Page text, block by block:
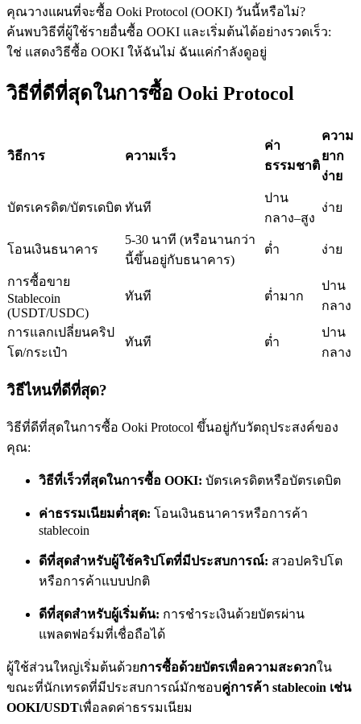
ฟิวเจอร์สที่ใช้ USDC เป็นหลักประกัน
เข้าร่วมกับเทรดเดอร์ชั้นนำ
เป็นเทรดเดอร์คัดลอก
ลอกการซื้อขาย
ข้อมูล
การวิเคราะห์ข้อมูลขนาดใหญ่ รวมถึงข้อมูลการค้า ฯลฯ
คุณวางแผนที่จะซื้อ Ooki Protocol (OOKI) วันนี้หรือไม่?
ค้นพบวิธีที่ผู้ใช้รายอื่นซื้อ OOKI และเริ่มต้นได้อย่างรวดเร็ว:
ใช่ แสดงวิธีซื้อ OOKI ให้ฉันไม่ ฉันแค่กำลังดูอยู่
วิธีที่ดีที่สุดในการซื้อ Ooki Protocol
วิธีการ ความเร็ว
ค่า
ธรรมชาติ
ความ
ยาก
ง่าย
บัตรเครดิต/บัตรเดบิต ทันที
ปาน
กลาง–สูง
ง่าย
โอนเงินธนาคาร
5-30 นาที (หรือนานกว่า
นี้ขึ้นอยู่กับธนาคาร)
ต่ำ ง่าย
การซื้อขาย
Stablecoin
(USDT/USDC)
ทันที ต่ำมาก
ปาน
กลาง
การแลกเปลี่ยนคริป
โต/กระเป๋า
ทันที ต่ำ
ปาน
กลาง
วิธีไหนที่ดีที่สุด?
วิธีที่ดีที่สุดในการซื้อ Ooki Protocol ขึ้นอยู่กับวัตถุประสงค์ของ
คุณ:
วิธีที่เร็วที่สุดในการซื้อ OOKI: บัตรเครดิตหรือบัตรเดบิต
ค่าธรรมเนียมต่ำสุด: โอนเงินธนาคารหรือการค้า
stablecoin
ดีที่สุดสำหรับผู้ใช้คริปโตที่มีประสบการณ์: สวอปคริปโต
หรือการค้าแบบปกติ
ดีที่สุดสำหรับผู้เริ่มต้น: การชำระเงินด้วยบัตรผ่าน
แพลตฟอร์มที่เชื่อถือได้
ผู้ใช้ส่วนใหญ่เริ่มต้นด้วยการซื้อด้วยบัตรเพื่อความสะดวกใน
ขณะที่นักเทรดที่มีประสบการณ์มักชอบคู่การค้า stablecoin เช่น
OOKI/USDTเพื่อลดค่าธรรมเนียม